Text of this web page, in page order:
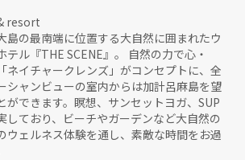
resort
島の最南端に位置する大自然に囲まれたウ
テル『THE SCENE』。 自然の力で心・
ネイチャークレンズ」がコンセプトに、全
シャンビューの室内からは加計呂麻島を望
ができます。瞑想、サンセットヨガ、SUP
しており、ビーチやガーデンなど大自然の
ウェルネス体験を通し、素敵な時間をお過